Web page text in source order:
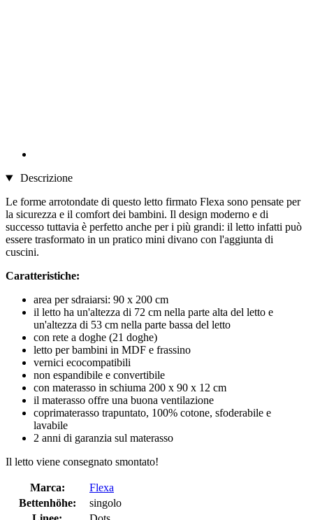
Descrizione
Le forme arrotondate di questo letto firmato Flexa sono pensate per
la sicurezza e il comfort dei bambini. Il design moderno e di
successo tuttavia è perfetto anche per i più grandi: il letto infatti può
essere trasformato in un pratico mini divano con l'aggiunta di
cuscini.
Caratteristiche:
area per sdraiarsi: 90 x 200 cm
il letto ha un'altezza di 72 cm nella parte alta del letto e
un'altezza di 53 cm nella parte bassa del letto
con rete a doghe (21 doghe)
letto per bambini in MDF e frassino
vernici ecocompatibili
non espandibile e convertibile
con materasso in schiuma 200 x 90 x 12 cm
il materasso offre una buona ventilazione
coprimaterasso trapuntato, 100% cotone, sfoderabile e
lavabile
2 anni di garanzia sul materasso
Il letto viene consegnato smontato!
Marca:
Flexa
Bettenhöhe:
singolo